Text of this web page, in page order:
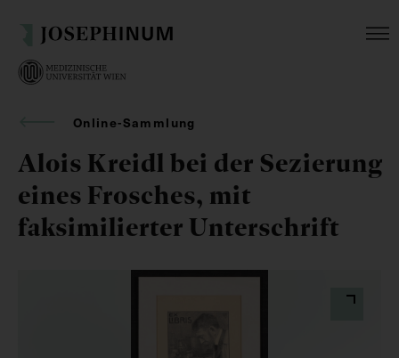
Online-Sammlung
Alois Kreidl bei der Sezierung
eines Frosches, mit
faksimilierter Unterschrift